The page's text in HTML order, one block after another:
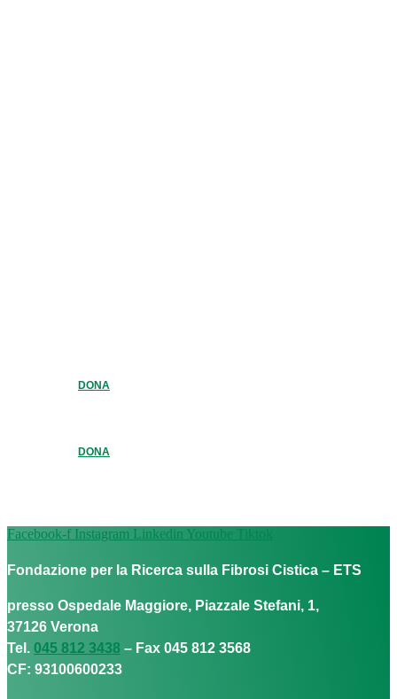
DONA
DONA
Facebook-f Instagram Linkedin Youtube Tiktok
Fondazione per la Ricerca sulla Fibrosi Cistica – ETS
presso Ospedale Maggiore, Piazzale Stefani, 1,
37126 Verona
Tel. 045 812 3438 – Fax 045 812 3568
CF: 93100600233